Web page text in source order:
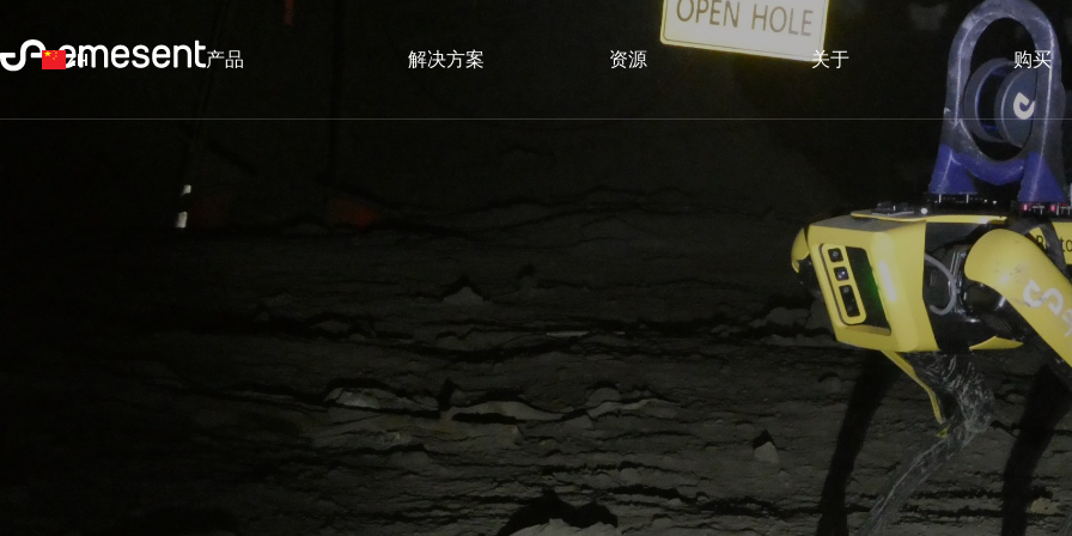
产品 解决方案 资源 关于 购买
ZH